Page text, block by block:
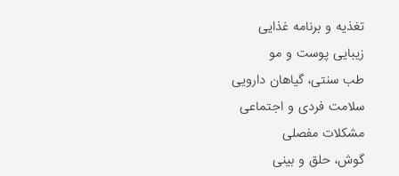
تغذیه و برنامه غذایی
زیبایی پوست و مو
طب سنتی، گیاهان دارویی
سلامت فردی و اجتماعی
مشکلات مفصلی
گوش، حلق و بینی